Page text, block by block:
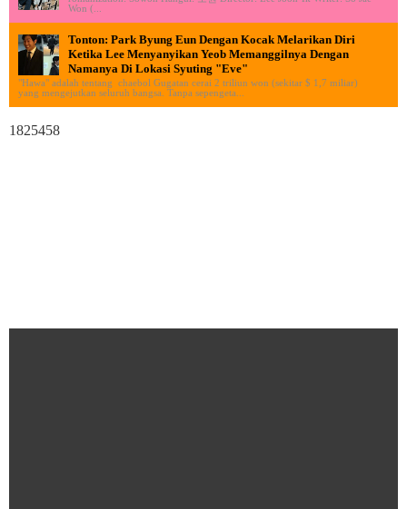
Won (...
Tonton: Park Byung Eun Dengan Kocak Melarikan Diri
Ketika Lee Menyanyikan Yeob Memanggilnya Dengan
Namanya Di Lokasi Syuting "Eve"
"Hawa" adalah tentang chaebol Gugatan cerai 2 triliun won (sekitar $ 1,7 miliar)
yang mengejutkan seluruh bangsa. Tanpa sepengeta...
1825458